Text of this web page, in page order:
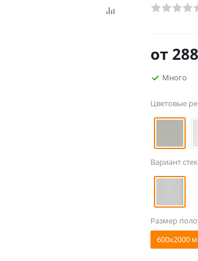
от
Много
Цветовые
Вариант
Размер
600x2000